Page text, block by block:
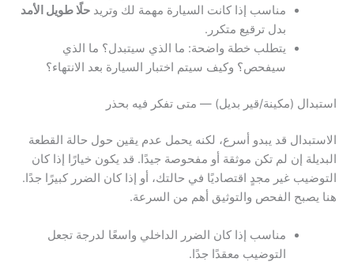
مناسب إذا كانت السيارة مهمة لك وتريدحلًا طويل الأمد
بدل ترقيع متكرر.
يتطلب خطة واضحة: ما الذي سيتبدل؟ ما الذي
سيفحص؟ وكيف سيتم اختبار السيارة بعد الانتهاء؟
استبدال (مكينة/قير بديل) — متى تفكر فيه بحذر
الاستبدال قد يبدو أسرع، لكنه يحمل عدم يقين حول حالة القطعة
البديلة إن لم تكن موثقة أو مفحوصة جيدًا. قد يكون خيارًا إذا كان
التوضيب غير مجدٍ اقتصاديًا في حالتك، أو إذا كان الضرر كبيرًا جدًا.
هنا يصبح الفحص والتوثيق أهم من السرعة.
مناسب إذا كان الضرر الداخلي واسعًا لدرجة تجعل
التوضيب معقدًا جدًا.